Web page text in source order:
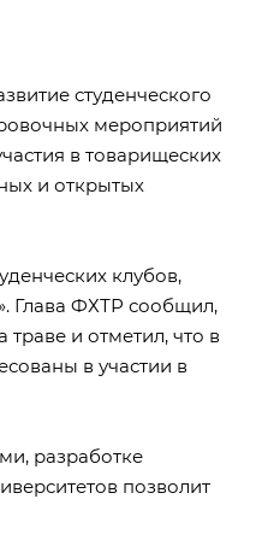
студенческого
мероприятий
в товарищеских
и открытых
клубов,
Глава ФХТР сообщил,
и отметил, что в
в участии в
разработке
позволит